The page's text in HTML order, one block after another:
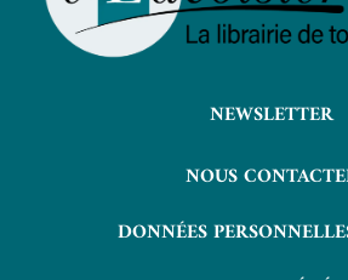
NEWSLETTER
NOUS
DONNÉES